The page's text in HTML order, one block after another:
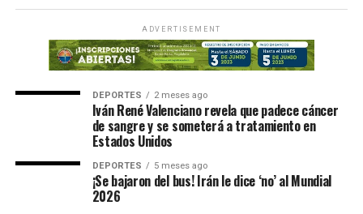
ADVERTISEMENT
DEPORTES 2 meses ago
Iván René Valenciano revela que padece cáncer
de sangre y se someterá a tratamiento en
Estados Unidos
DEPORTES 5 meses ago
¡Se bajaron del bus! Irán le dice ‘no’ al Mundial
2026